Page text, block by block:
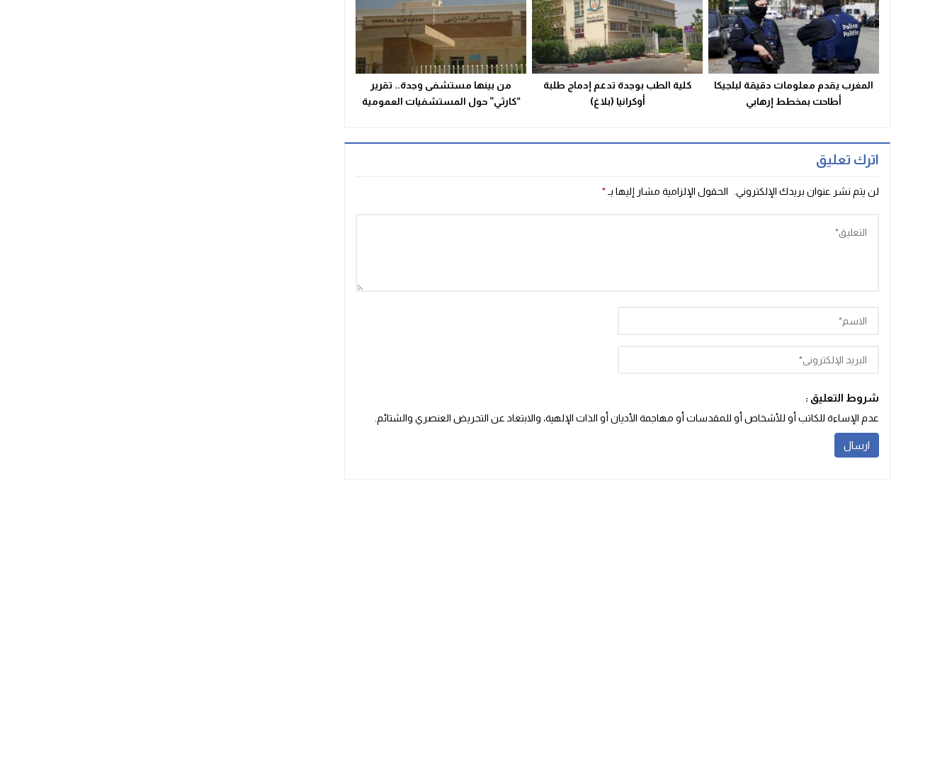
المغرب يقدم معلومات دقيقة لبلجيكا
أطاحت بمخطط إرهابي
كلية الطب بوجدة تدعم إدماج طلبة
أوكرانيا (بلاغ)
من بينها مستشفى وجدة.. تقرير
“كارثي” حول المستشفيات العمومية
اترك تعليق
لن يتم نشر عنوان بريدك الإلكتروني. الحقول الإلزامية مشار إليها بـ *
شروط التعليق :
عدم الإساءة للكاتب أو للأشخاص أو للمقدسات أو مهاجمة الأديان أو الذات الإلهية، والابتعاد عن التحريض العنصري والشتائم‬.